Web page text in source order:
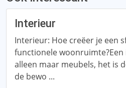
Interieur
Interieur: Hoe creëer je een
functionele
alleen maar meubels, het is
de bewo ...